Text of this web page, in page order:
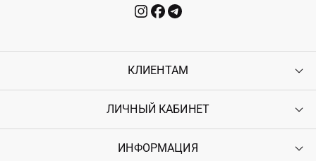
КЛИЕНТАМ
Контакты
Возврат
ЛИЧНЫЙ КАБИНЕТ
Войти
ИНФОРМАЦИЯ